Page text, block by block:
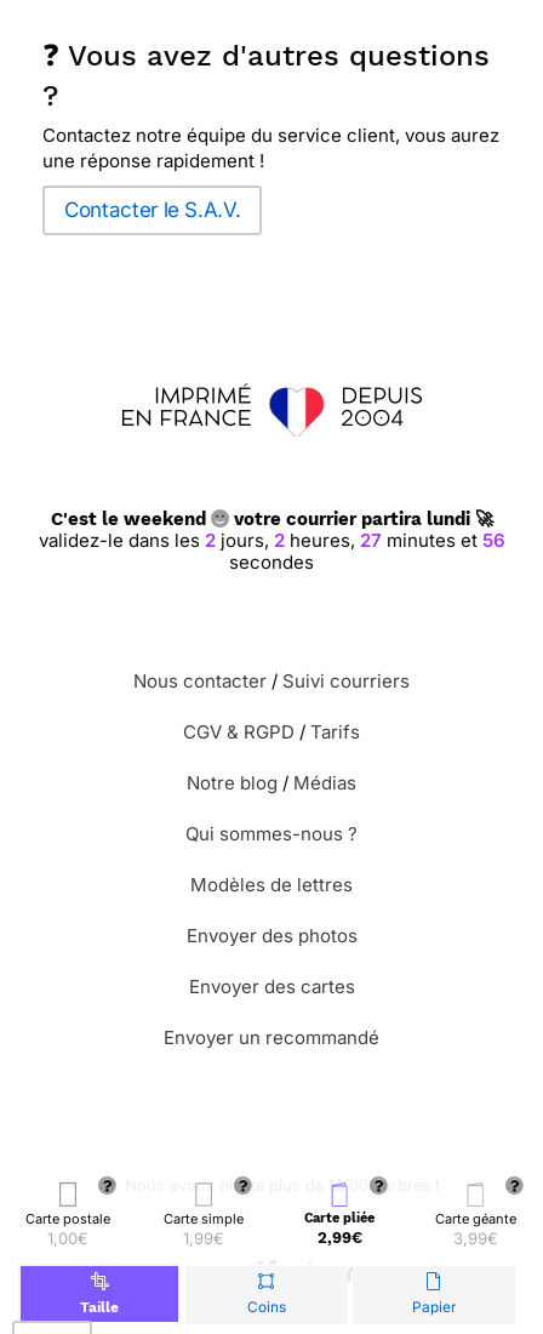
Carte postale
1,00€
Carte simple
1,99€
Carte pliée
2,99€
Carte géante
3,99€
Taille Coins Papier
❓ Vous avez d'autres questions
?
Contactez notre équipe du service client, vous aurez
une réponse rapidement !
Contacter le S.A.V.
C'est le weekend votre courrier partira lundi 🚀
validez-le dans les 2jours, 2heures, 27 minutes et 56
secondes
Nous contacter / Suivi courriers
CGV & RGPD / Tarifs
Notre blog / Médias
Qui sommes-nous ?
Modèles de lettres
Envoyer des photos
Envoyer des cartes
Envoyer un recommandé
🌳 Nous avons planté plus de 13.000 arbres !
© Merci Facteur